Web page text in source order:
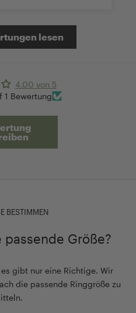
lesen
4.00 von 5
1 Bewertung
BESTIMMEN
Größe?
gibt nur eine Richtige. Wir
die passende Ringgröße zu